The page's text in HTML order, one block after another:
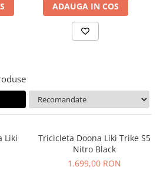
ADAUGA IN COS
Liki
Tricicleta Doona Liki Trike S5
Nitro Black
1.699,00 RON